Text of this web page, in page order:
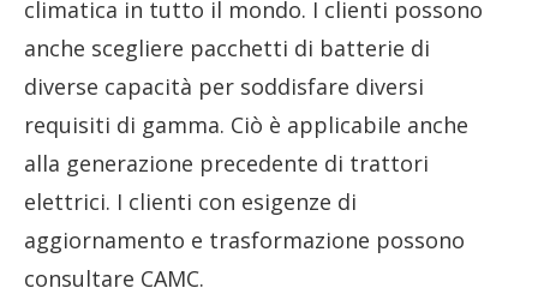
climatica in tutto il mondo. I clienti possono
anche scegliere pacchetti di batterie di
diverse capacità per soddisfare diversi
requisiti di gamma. Ciò è applicabile anche
alla generazione precedente di trattori
elettrici. I clienti con esigenze di
aggiornamento e trasformazione possono
consultare CAMC.